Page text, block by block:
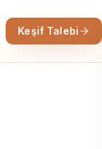
Keşif Talebi